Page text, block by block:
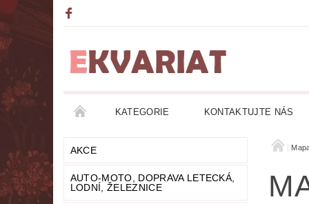
KATEGORIE KONTAKTUJTE NÁS
AKCE AUTO-MOTO, DOPRAVA LETECKÁ,
DETEKTIVKY DIVADLO
AKCE
AUTO-MOTO, DOPRAVA LETECKÁ,
LODNÍ, ŽELEZNICE